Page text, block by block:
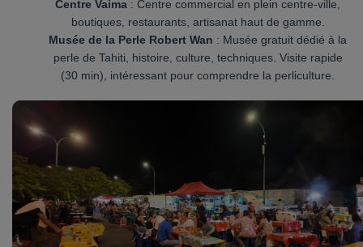
Centre Vaima : Centre commercial en plein centre-ville,
boutiques, restaurants, artisanat haut de gamme.
Musée de la Perle Robert Wan : Musée gratuit dédié à la
perle de Tahiti, histoire, culture, techniques. Visite rapide
(30 min), intéressant pour comprendre la perliculture.